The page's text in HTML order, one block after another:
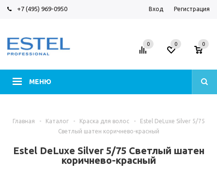
+7 (495) 969-0950 Вход Регистрация
МЕНЮ
0 0 0
Главная - Каталог - Краска для волос -
Estel DeLuxe Silver 5/75
Светлый шатен коричнево-красный
Estel DeLuxe Silver 5/75 Светлый шатен
коричнево-красный